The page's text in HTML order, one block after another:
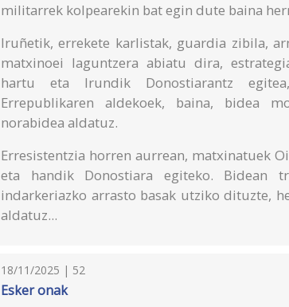
militarrek kolpearekin bat egin dute baina
Iruñetik, errekete karlistak, guardia zibila,
matxinoei laguntzera abiatu dira,
hartu eta Irundik Donostiarantz
Errepublikaren aldekoek, baina, bidea
norabidea aldatuz.
Erresistentzia horren aurrean, matxinatuek
eta handik Donostiara egiteko. Bidean
indarkeriazko arrasto basak utziko dituzte,
aldatuz...
18/11/2025 | 52
Esker onak